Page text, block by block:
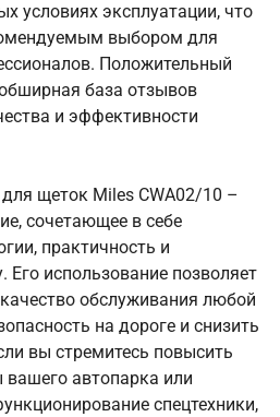
условиях эксплуатации, что
выбором для
Положительный
база отзывов
и эффективности
щеток Miles CWA02/10 –
сочетающее в себе
практичность и
использование позволяет
обслуживания любой
на дороге и снизить
вы стремитесь повысить
автопарка или
спецтехники,